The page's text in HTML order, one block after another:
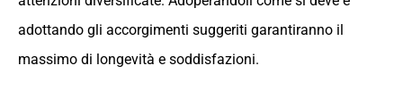
adottando gli accorgimenti suggeriti garantiranno il
massimo di longevità e soddisfazioni.